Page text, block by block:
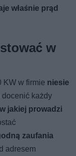
właśnie prąd
w
KW w firmie niesie
każdy
jakiej prowadzi
zaufania
adresem